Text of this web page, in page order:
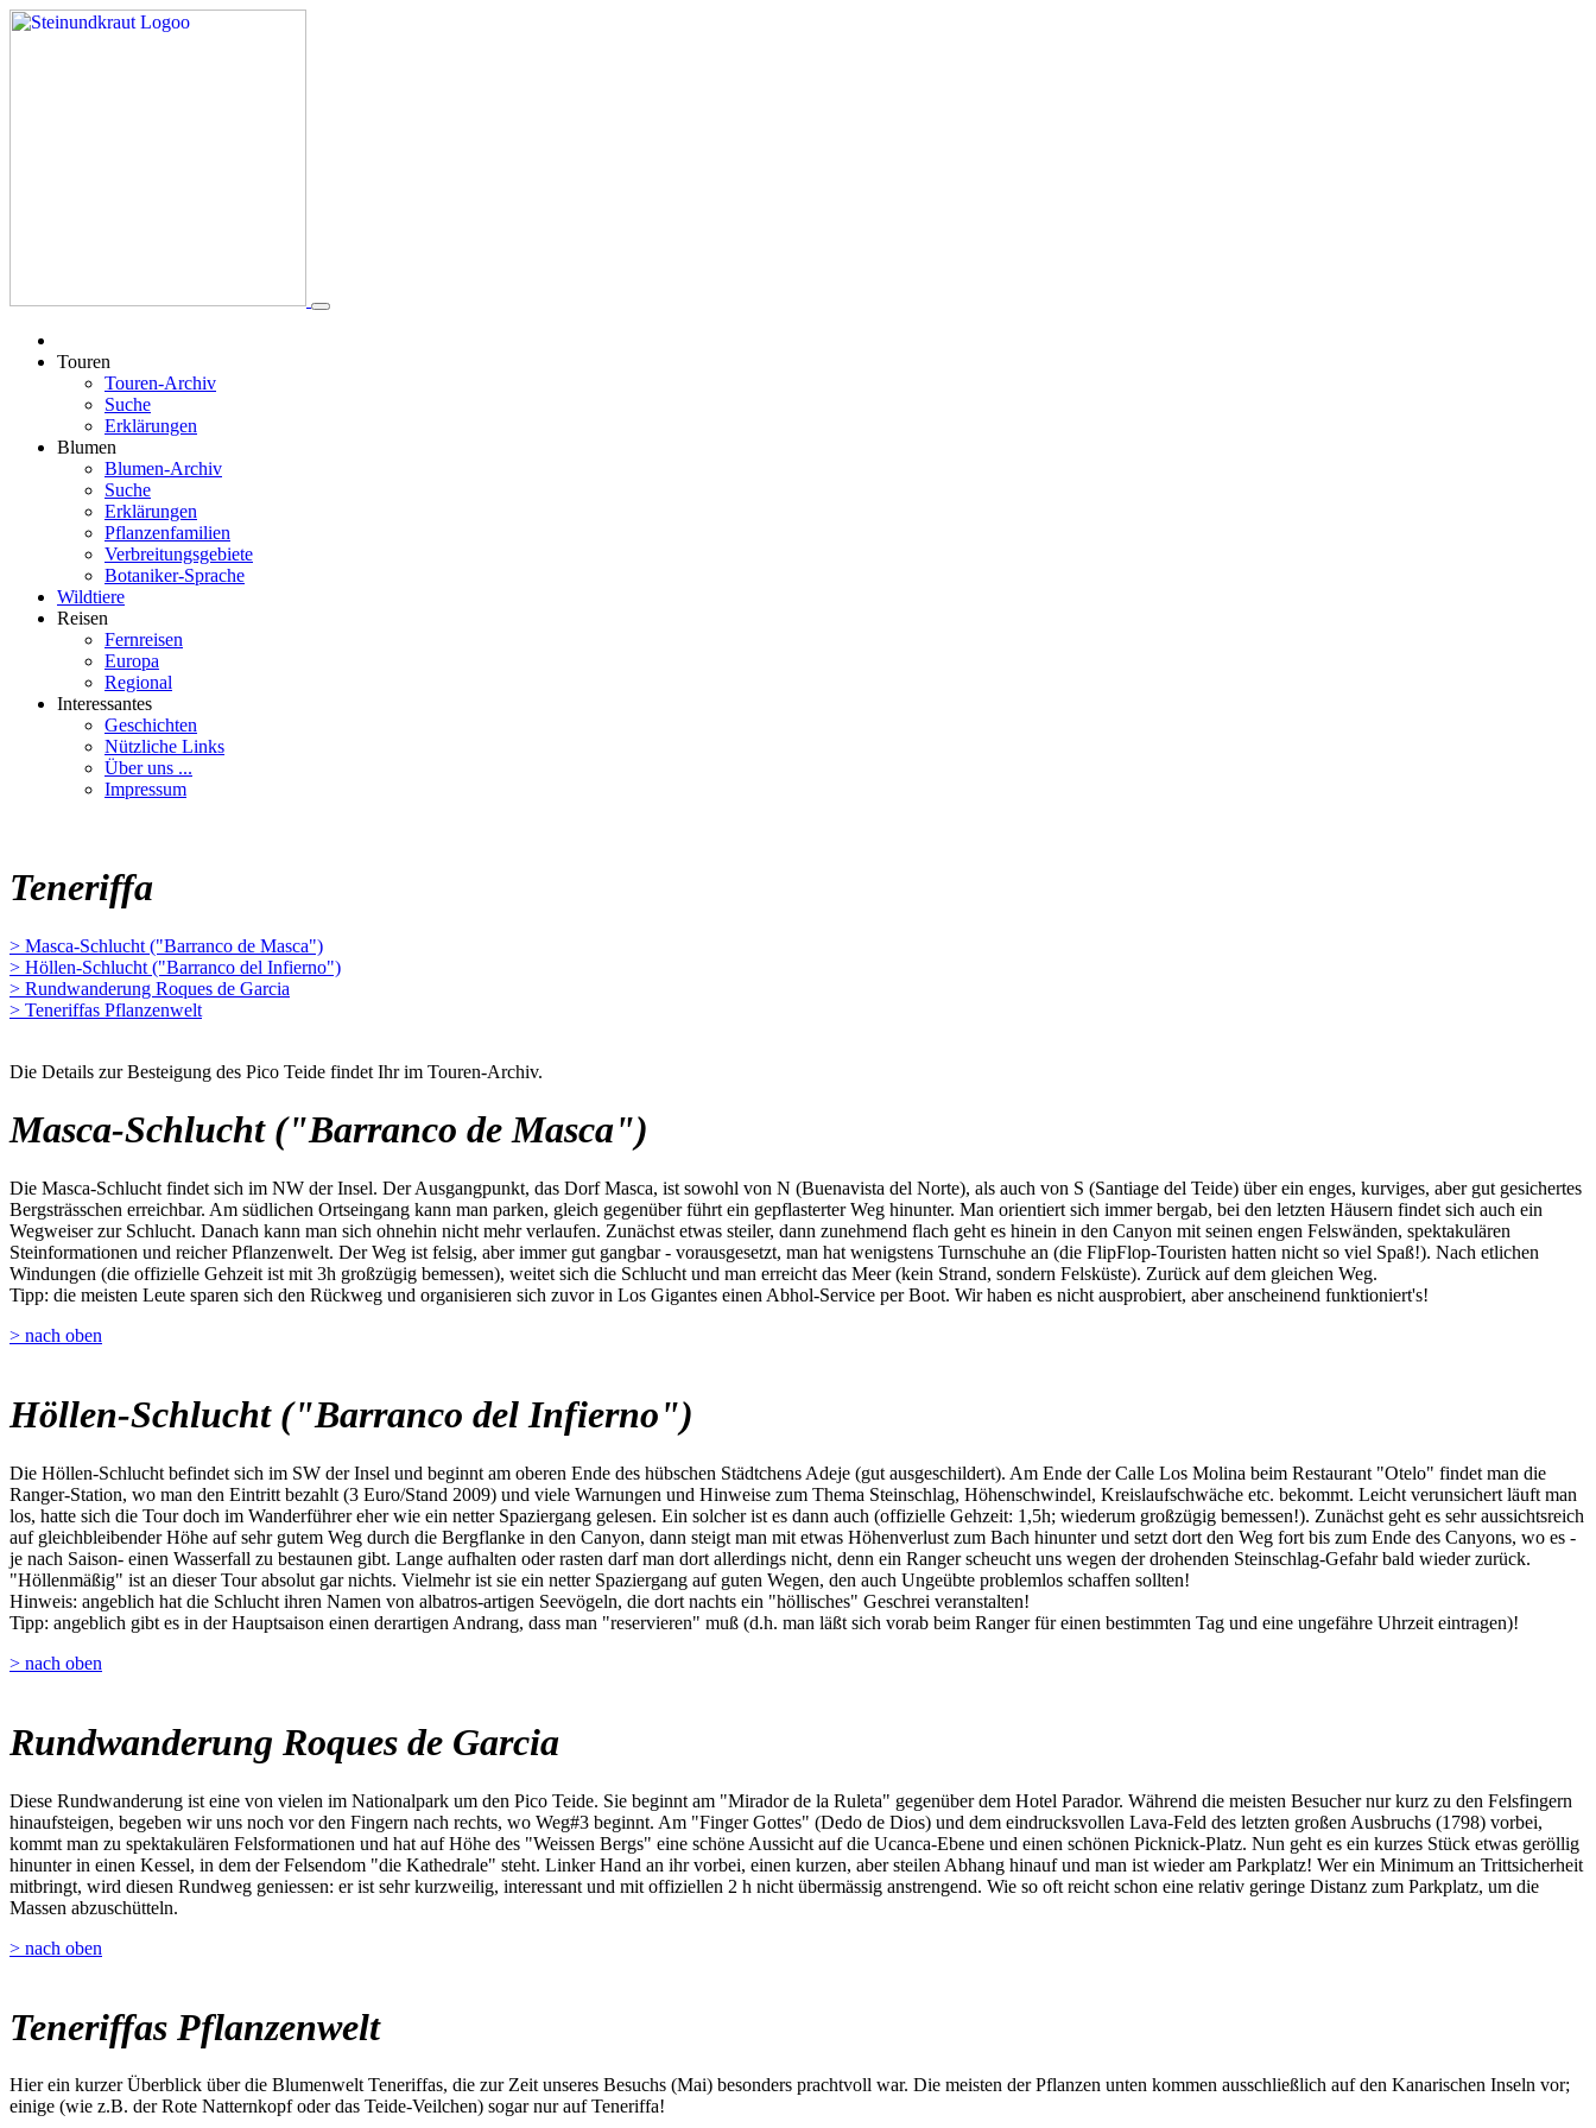
Touren
Touren-Archiv
Suche
Erklärungen
Blumen
Blumen-Archiv
Suche
Erklärungen
Pflanzenfamilien
Verbreitungsgebiete
Botaniker-Sprache
Wildtiere
Reisen
Fernreisen
Europa
Regional
Interessantes
Geschichten
Nützliche Links
Über uns ...
Impressum
Teneriffa
> Masca-Schlucht ("Barranco de Masca")
> Höllen-Schlucht ("Barranco del Infierno")
> Rundwanderung Roques de Garcia
> Teneriffas Pflanzenwelt
Die Details zur Besteigung des Pico Teide findet Ihr im Touren-Archiv.
Masca-Schlucht ("Barranco de Masca")
Die Masca-Schlucht findet sich im NW der Insel. Der Ausgangpunkt, das Dorf Masca, ist sowohl von N (Buenavista del Norte), als auch von S (Santiage del Teide) über ein enges, kurviges, aber gut gesichertes
Bergsträsschen erreichbar. Am südlichen Ortseingang kann man parken, gleich gegenüber führt ein gepflasterter Weg hinunter. Man orientiert sich immer bergab, bei den letzten Häusern findet sich auch ein
Wegweiser zur Schlucht. Danach kann man sich ohnehin nicht mehr verlaufen. Zunächst etwas steiler, dann zunehmend flach geht es hinein in den Canyon mit seinen engen Felswänden, spektakulären
Steinformationen und reicher Pflanzenwelt. Der Weg ist felsig, aber immer gut gangbar - vorausgesetzt, man hat wenigstens Turnschuhe an (die FlipFlop-Touristen hatten nicht so viel Spaß!). Nach etlichen
Windungen (die offizielle Gehzeit ist mit 3h großzügig bemessen), weitet sich die Schlucht und man erreicht das Meer (kein Strand, sondern Felsküste). Zurück auf dem gleichen Weg.
Tipp: die meisten Leute sparen sich den Rückweg und organisieren sich zuvor in Los Gigantes einen Abhol-Service per Boot. Wir haben es nicht ausprobiert, aber anscheinend funktioniert's!
> nach oben
Höllen-Schlucht ("Barranco del Infierno")
Die Höllen-Schlucht befindet sich im SW der Insel und beginnt am oberen Ende des hübschen Städtchens Adeje (gut ausgeschildert). Am Ende der Calle Los Molina beim Restaurant "Otelo" findet man die
Ranger-Station, wo man den Eintritt bezahlt (3 Euro/Stand 2009) und viele Warnungen und Hinweise zum Thema Steinschlag, Höhenschwindel, Kreislaufschwäche etc. bekommt. Leicht verunsichert läuft man
los, hatte sich die Tour doch im Wanderführer eher wie ein netter Spaziergang gelesen. Ein solcher ist es dann auch (offizielle Gehzeit: 1,5h; wiederum großzügig bemessen!). Zunächst geht es sehr aussichtsreich
auf gleichbleibender Höhe auf sehr gutem Weg durch die Bergflanke in den Canyon, dann steigt man mit etwas Höhenverlust zum Bach hinunter und setzt dort den Weg fort bis zum Ende des Canyons, wo es -
je nach Saison- einen Wasserfall zu bestaunen gibt. Lange aufhalten oder rasten darf man dort allerdings nicht, denn ein Ranger scheucht uns wegen der drohenden Steinschlag-Gefahr bald wieder zurück.
"Höllenmäßig" ist an dieser Tour absolut gar nichts. Vielmehr ist sie ein netter Spaziergang auf guten Wegen, den auch Ungeübte problemlos schaffen sollten!
Hinweis: angeblich hat die Schlucht ihren Namen von albatros-artigen Seevögeln, die dort nachts ein "höllisches" Geschrei veranstalten!
Tipp: angeblich gibt es in der Hauptsaison einen derartigen Andrang, dass man "reservieren" muß (d.h. man läßt sich vorab beim Ranger für einen bestimmten Tag und eine ungefähre Uhrzeit eintragen)!
> nach oben
Rundwanderung Roques de Garcia
Diese Rundwanderung ist eine von vielen im Nationalpark um den Pico Teide. Sie beginnt am "Mirador de la Ruleta" gegenüber dem Hotel Parador. Während die meisten Besucher nur kurz zu den Felsfingern
hinaufsteigen, begeben wir uns noch vor den Fingern nach rechts, wo Weg#3 beginnt. Am "Finger Gottes" (Dedo de Dios) und dem eindrucksvollen Lava-Feld des letzten großen Ausbruchs (1798) vorbei,
kommt man zu spektakulären Felsformationen und hat auf Höhe des "Weissen Bergs" eine schöne Aussicht auf die Ucanca-Ebene und einen schönen Picknick-Platz. Nun geht es ein kurzes Stück etwas geröllig
hinunter in einen Kessel, in dem der Felsendom "die Kathedrale" steht. Linker Hand an ihr vorbei, einen kurzen, aber steilen Abhang hinauf und man ist wieder am Parkplatz! Wer ein Minimum an Trittsicherheit
mitbringt, wird diesen Rundweg geniessen: er ist sehr kurzweilig, interessant und mit offiziellen 2 h nicht übermässig anstrengend. Wie so oft reicht schon eine relativ geringe Distanz zum Parkplatz, um die
Massen abzuschütteln.
> nach oben
Teneriffas Pflanzenwelt
Hier ein kurzer Überblick über die Blumenwelt Teneriffas, die zur Zeit unseres Besuchs (Mai) besonders prachtvoll war. Die meisten der Pflanzen unten kommen ausschließlich auf den Kanarischen Inseln vor;
einige (wie z.B. der Rote Natternkopf oder das Teide-Veilchen) sogar nur auf Teneriffa!